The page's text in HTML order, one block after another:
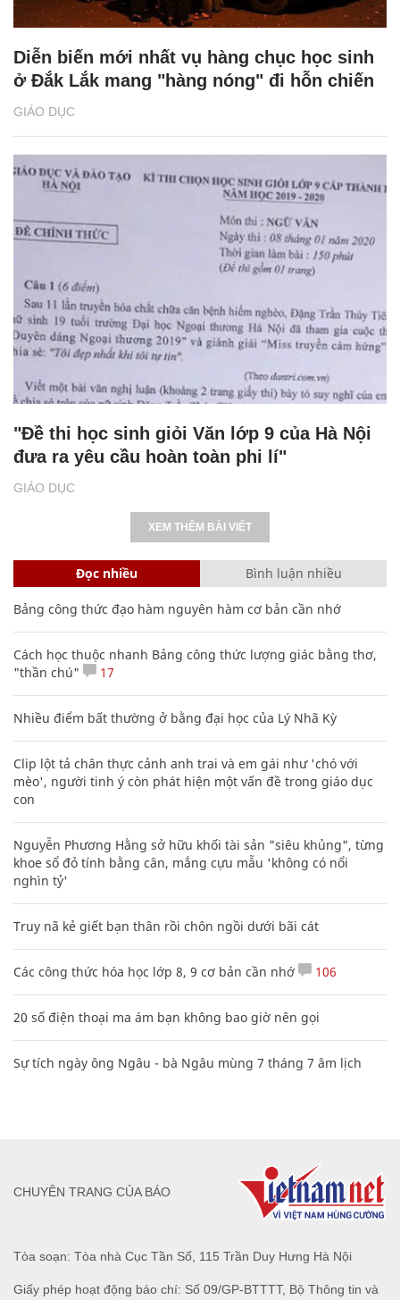
GIÁO DỤC
Diễn biến mới nhất vụ hàng chục học sinh
ở Đắk Lắk mang "hàng nóng" đi hỗn chiến
GIÁO DỤC
"Đề thi học sinh giỏi Văn lớp 9 của Hà Nội
đưa ra yêu cầu hoàn toàn phi lí"
XEM THÊM BÀI VIẾT
Đọc nhiều Bình luận nhiều
Bảng công thức đạo hàm nguyên hàm cơ bản cần nhớ
Cách học thuộc nhanh Bảng công thức lượng giác bằng thơ,
"thần chú"
17
Nhiều điểm bất thường ở bằng đại học của Lý Nhã Kỳ
Clip lột tả chân thực cảnh anh trai và em gái như 'chó với
mèo', người tinh ý còn phát hiện một vấn đề trong giáo dục
con
Nguyễn Phương Hằng sở hữu khối tài sản "siêu khủng", từng
khoe sổ đỏ tính bằng cân, mắng cựu mẫu 'không có nổi
nghìn tỷ'
Truy nã kẻ giết bạn thân rồi chôn ngồi dưới bãi cát
Các công thức hóa học lớp 8, 9 cơ bản cần nhớ 106
20 số điện thoại ma ám bạn không bao giờ nên gọi
Sự tích ngày ông Ngâu - bà Ngâu mùng 7 tháng 7 âm lịch
Tòa soạn: Tòa nhà Cục Tần Số, 115 Trần Duy Hưng Hà Nội
Giấy phép hoạt động báo chí: Số 09/GP-BTTTT, Bộ Thông tin và
CHUYÊN TRANG CỦA BÁO